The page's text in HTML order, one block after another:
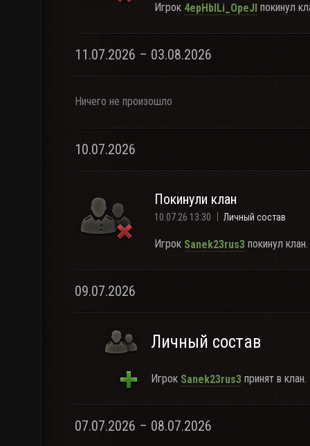
Игрок 4epHbILi_OpeJI покинул
11.07.2026 – 03.08.2026
Ничего не произошло
10.07.2026
Покинули клан
10.07.26 13:30 Личный состав
Игрок Sanek23rus3 покинул клан.
09.07.2026
Личный состав
Игрок Sanek23rus3 принят в клан.
07.07.2026 – 08.07.2026